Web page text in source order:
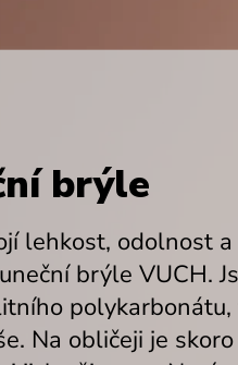
brýle
lehkost, odolnost
brýle VUCH.
polykarbonátu,
Na obličeji je